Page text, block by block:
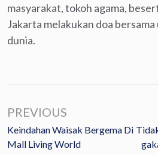
masyarakat, tokoh agama,
Jakarta melakukan doa
dunia.
PREVIOUS
Keindahan Waisak Bergema Di
Mall Living World